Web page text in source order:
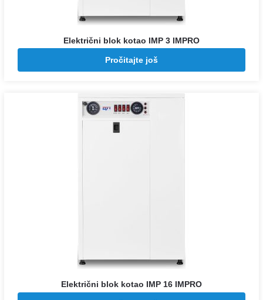
Električni blok kotao IMP 3 IMPRO
Pozovite za cenu
Pročitajte još
Električni blok kotao IMP 16 IMPRO